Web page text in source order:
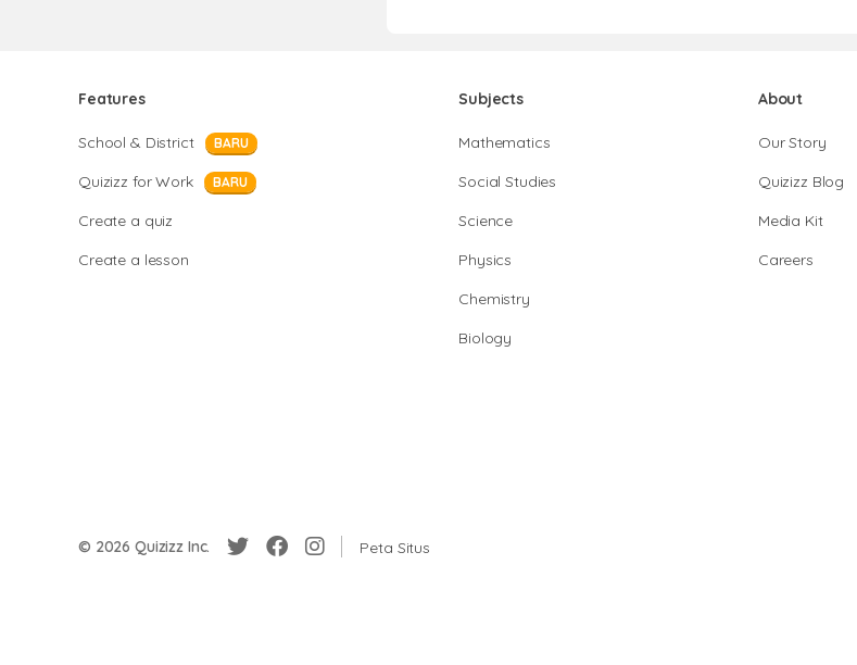
Features
School & District BARU
Quizizz for Work BARU
Create a quiz
Create a lesson
Subjects
Mathematics
Social Studies
Science
Physics
Chemistry
Biology
About
Our Story
Quizizz Blog
Media Kit
Careers
© 2026 Quizizz Inc. Peta Situs